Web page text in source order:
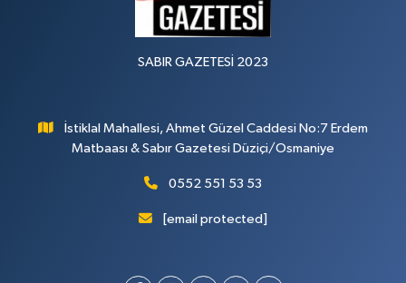
SABIR GAZETESİ 2023
İstiklal Mahallesi, Ahmet Güzel Caddesi No:7 Erdem
Matbaası & Sabır Gazetesi Düziçi/Osmaniye
0552 551 53 53
[email protected]